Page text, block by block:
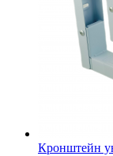
Кронштейн